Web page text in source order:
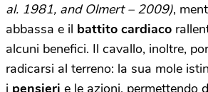
al. 1981, and Olmert – 2009),
abbassa e il battito cardiaco
alcuni benefici. Il cavallo, inoltre,
radicarsi al terreno: la sua mole